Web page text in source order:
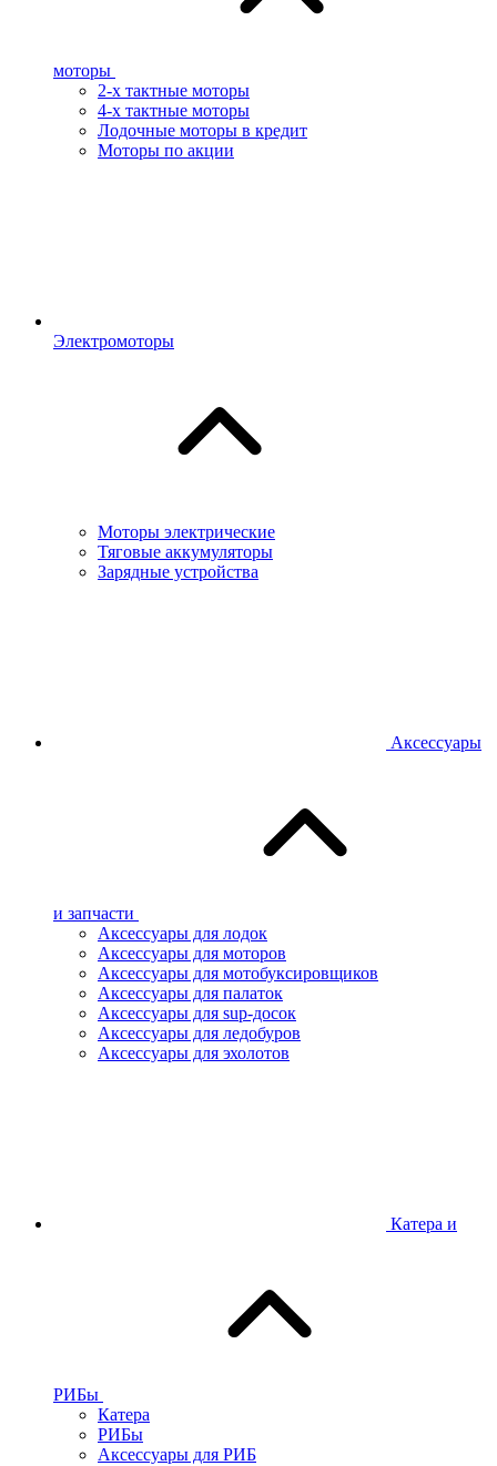
моторы
2-х тактные моторы
4-х тактные моторы
Лодочные моторы в кредит
Моторы по акции
Электромоторы
Моторы электрические
Тяговые аккумуляторы
Зарядные устройства
Аксессуары
и запчасти
Аксессуары для лодок
Аксессуары для моторов
Аксессуары для мотобуксировщиков
Аксессуары для палаток
Аксессуары для sup-досок
Аксессуары для ледобуров
Аксессуары для эхолотов
Катера и
РИБы
Катера
РИБы
Аксессуары для РИБ